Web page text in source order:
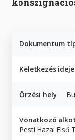
Dokumentum
Keletkezés ideje
Őrzési hely
Vonatkozó
Pesti Hazai Első